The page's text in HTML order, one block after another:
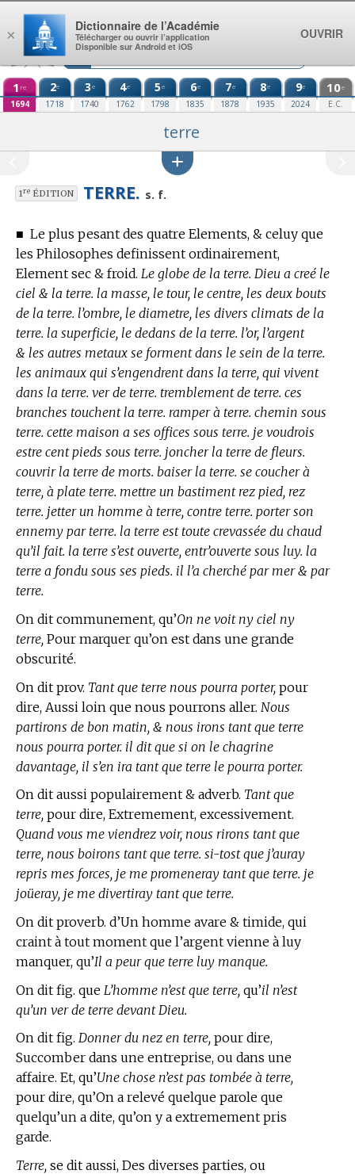
Aller au contenu
1 re
1694
2e
1718
3e
1740
4e
1762
5e
1798
6e
1835
7e
1878
8e
1935
9e
2024
10e
E.C.
terre
1reÉDITION TERRE. s. f.
■ Le plus pesant des quatre Elements, & celuy que
les Philosophes definissent ordinairement,
Element sec & froid. Le globe de la terre. Dieu a creé le
ciel & la terre. la masse, le tour, le centre, les deux bouts
de la terre. l’ombre, le diametre, les divers climats de la
terre. la superficie, le dedans de la terre. l’or, l’argent
& les autres metaux se forment dans le sein de la terre.
les animaux qui s’engendrent dans la terre, qui vivent
dans la terre. ver de terre. tremblement de terre. ces
branches touchent la terre. ramper à terre. chemin sous
terre. cette maison a ses offices sous terre. je voudrois
estre cent pieds sous terre. joncher la terre de fleurs.
couvrir la terre de morts. baiser la terre. se coucher à
terre, à plate terre. mettre un bastiment rez pied, rez
terre. jetter un homme à terre, contre terre. porter son
ennemy par terre. la terre est toute crevassée du chaud
qu’il fait. la terre s’est ouverte, entr’ouverte sous luy. la
terre a fondu sous ses pieds. il l’a cherché par mer & par
terre.
On dit communement, qu’On ne voit ny ciel ny
terre, Pour marquer qu’on est dans une grande
obscurité.
On dit prov. Tant que terre nous pourra porter, pour
dire, Aussi loin que nous pourrons aller. Nous
partirons de bon matin, & nous irons tant que terre
nous pourra porter. il dit que si on le chagrine
davantage, il s’en ira tant que terre le pourra porter.
On dit aussi populairement & adverb. Tant que
terre, pour dire, Extremement, excessivement.
Quand vous me viendrez voir, nous rirons tant que
terre, nous boirons tant que terre. si-tost que j’auray
repris mes forces, je me promeneray tant que terre. je
joüeray, je me divertiray tant que terre.
On dit proverb. d’Un homme avare & timide, qui
craint à tout moment que l’argent vienne à luy
manquer, qu’Il a peur que terre luy manque.
On dit fig. que L’homme n’est que terre, qu’il n’est
qu’un ver de terre devant Dieu.
On dit fig. Donner du nez en terre, pour dire,
Succomber dans une entreprise, ou dans une
affaire. Et, qu’Une chose n’est pas tombée à terre,
pour dire, qu’On a relevé quelque parole que
quelqu’un a dite, qu’on y a extremement pris
garde.
Terre, se dit aussi, Des diverses parties, ou
×
Dictionnaire de l’Académie
Télécharger ou ouvrir l’application
Disponible sur Android et iOS
OUVRIR